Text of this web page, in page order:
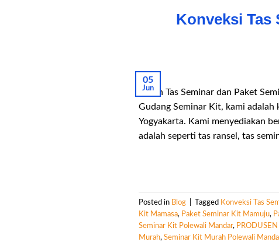
Konveksi Tas
05
Jun
Pesan Tas Seminar dan Paket
Gudang Seminar Kit, kami
Yogyakarta. Kami menyediakan
adalah seperti tas ransel, tas
Posted in Blog Tagged Konveksi Tas
Kit Mamasa, Paket Seminar Kit Mamuju,
Seminar Kit Polewali Mandar,
Murah, Seminar Kit Murah Polewali